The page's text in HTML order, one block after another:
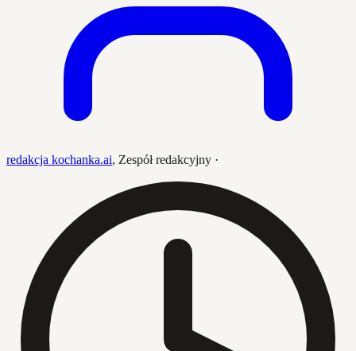
redakcja kochanka.ai, Zespół redakcyjny ·